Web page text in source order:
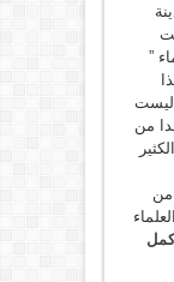
”
ليست
من
من